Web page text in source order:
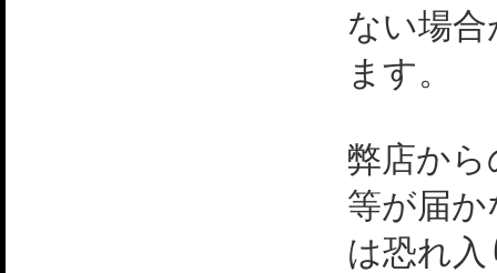
ない場
ます。
弊店か
等が届
は恐れ